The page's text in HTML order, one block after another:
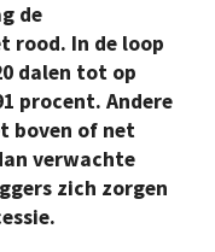
de
rood. In de loop
dalen tot op
procent. Andere
boven of net
verwachte
zich zorgen